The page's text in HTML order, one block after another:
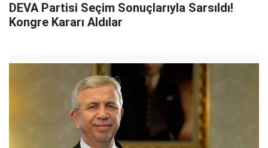
DEVA Partisi Seçim Sonuçlarıyla Sarsıldı!
Kongre Kararı Aldılar